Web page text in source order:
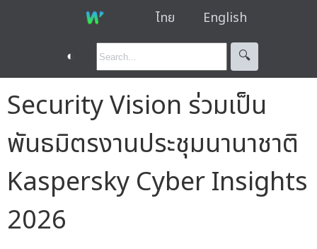
ไทย English
◐ 🔍︎
Security Vision ร่วมเป็น
พันธมิตรงานประชุมนานาชาติ
Kaspersky Cyber Insights
2026